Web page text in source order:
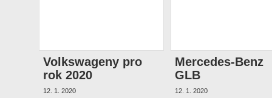
Volkswageny pro
rok 2020
12. 1. 2020
Mercedes-Benz
GLB
12. 1. 2020